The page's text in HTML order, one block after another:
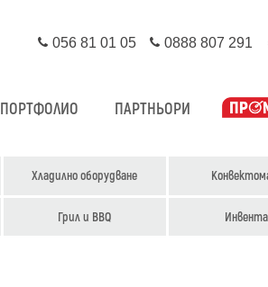
056 81 01 05 0888 807 291
ПОРТФОЛИО ПАРТНЬОРИ
Хладилно оборудване
Грил и BBQ